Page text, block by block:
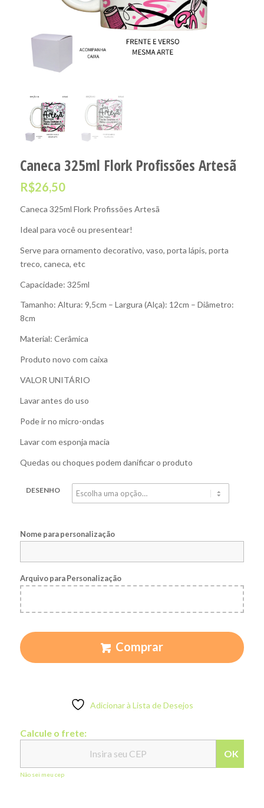
Caneca 325ml Flork Profissões Artesã
R$26,50
Caneca 325ml Flork Profissões Artesã
Ideal para você ou presentear!
Serve para ornamento decorativo, vaso, porta lápis, porta
treco, caneca, etc
Capacidade: 325ml
Tamanho: Altura: 9,5cm – Largura (Alça): 12cm – Diâmetro:
8cm
Material: Cerâmica
Produto novo com caixa
VALOR UNITÁRIO
Lavar antes do uso
Pode ir no micro-ondas
Lavar com esponja macia
Quedas ou choques podem danificar o produto
DESENHO
Nome para personalização
Arquivo para Personalização
Comprar
Adicionar à Lista de Desejos
Calcule o frete:
OK
Não sei meu cep